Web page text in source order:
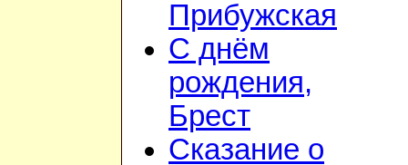
Прибужская
С днём
рождения,
Брест
Сказание о